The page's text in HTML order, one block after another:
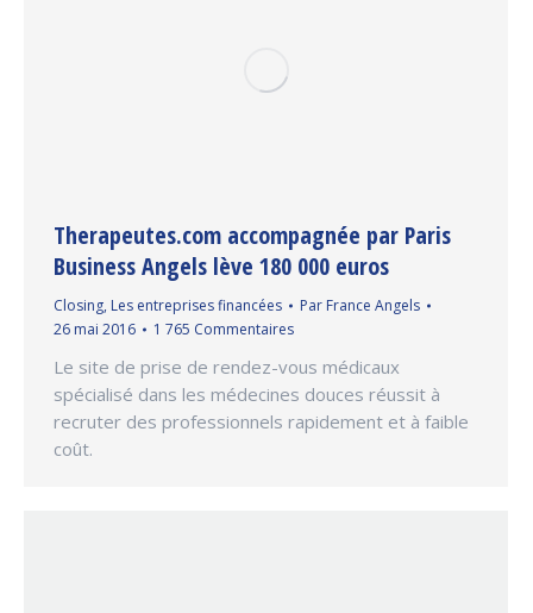
Therapeutes.com accompagnée par Paris
Business Angels lève 180 000 euros
Closing, Les entreprises financées Par France Angels
26 mai 2016
1 765 Commentaires
Le site de prise de rendez-vous médicaux
spécialisé dans les médecines douces réussit à
recruter des professionnels rapidement et à faible
coût.